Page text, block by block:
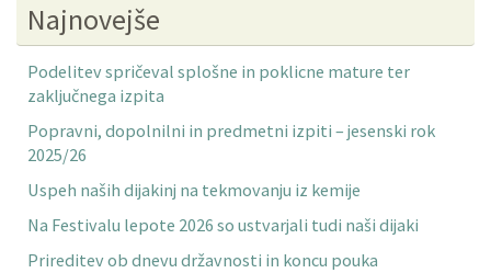
Najnovejše
Podelitev spričeval splošne in poklicne mature ter
zaključnega izpita
Popravni, dopolnilni in predmetni izpiti – jesenski rok
2025/26
Uspeh naših dijakinj na tekmovanju iz kemije
Na Festivalu lepote 2026 so ustvarjali tudi naši dijaki
Prireditev ob dnevu državnosti in koncu pouka